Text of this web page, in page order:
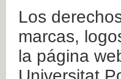
Los
marcas,
la página